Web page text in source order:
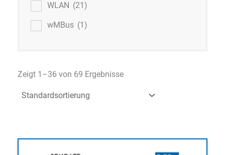
WLAN (21)
wMBus (1)
Zeigt 1–36 von 69 Ergebnisse